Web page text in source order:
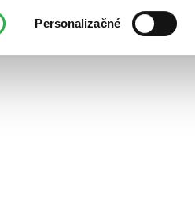
Personalizačné